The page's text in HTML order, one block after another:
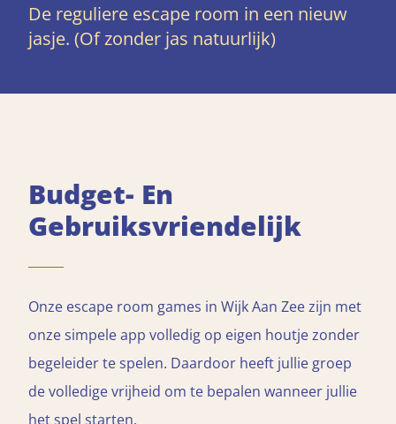
De reguliere escape room in een nieuw
jasje. (Of zonder jas natuurlijk)
Budget- En
Gebruiksvriendelijk
Onze escape room games in Wijk Aan Zee zijn met
onze simpele app volledig op eigen houtje zonder
begeleider te spelen. Daardoor heeft jullie groep
de volledige vrijheid om te bepalen wanneer jullie
het spel starten.